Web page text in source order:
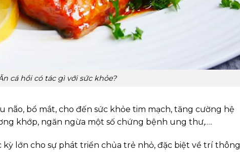
cá hồi có tác gì với sức khỏe?
não, bổ mắt, cho đến sức khỏe tim mạch, tăng cường hệ
khớp, ngăn ngừa một số chứng bệnh ung thư,….
kỳ lớn cho sự phát triển chủa trẻ nhỏ, đặc biệt về trí thông